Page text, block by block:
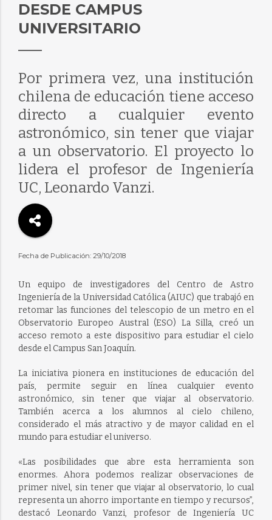
DESDE CAMPUS
UNIVERSITARIO
Por primera vez, una institución
chilena de educación tiene acceso
directo a cualquier evento
astronómico, sin tener que viajar
a un observatorio. El proyecto lo
lidera el profesor de Ingeniería
UC, Leonardo Vanzi.
Fecha de Publicación: 29/10/2018
Un equipo de investigadores del Centro de Astro
Ingeniería de la Universidad Católica (AIUC) que trabajó en
retomar las funciones del telescopio de un metro en el
Observatorio Europeo Austral (ESO) La Silla, creó un
acceso remoto a este dispositivo para estudiar el cielo
desde el Campus San Joaquín.
La iniciativa pionera en instituciones de educación del
país, permite seguir en línea cualquier evento
astronómico, sin tener que viajar al observatorio.
También acerca a los alumnos al cielo chileno,
considerado el más atractivo y de mayor calidad en el
mundo para estudiar el universo.
«Las posibilidades que abre esta herramienta son
enormes. Ahora podemos realizar observaciones de
primer nivel, sin tener que viajar al observatorio, lo cual
representa un ahorro importante en tiempo y recursos”,
destacó Leonardo Vanzi, profesor de Ingeniería UC